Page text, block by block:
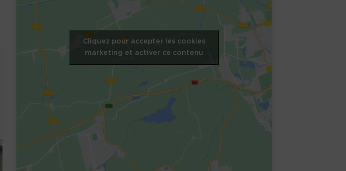
Cliquez pour accepter les cookies
marketing et activer ce contenu